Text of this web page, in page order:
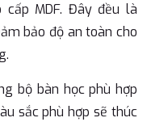
MDF. Đây đều là
bảo độ an toàn cho
bộ bàn học phù hợp
sắc phù hợp sẽ thúc